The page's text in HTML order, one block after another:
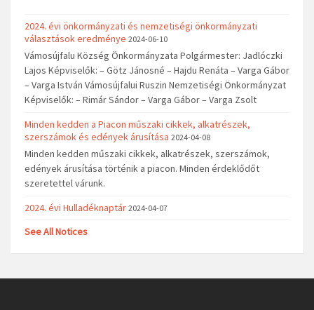
2024. évi önkormányzati és nemzetiségi önkormányzati
választások eredménye 2024-06-10
Vámosújfalu Község Önkormányzata Polgármester: Jadlóczki
Lajos Képviselők: – Götz Jánosné – Hajdu Renáta – Varga Gábor
– Varga István Vámosújfalui Ruszin Nemzetiségi Önkormányzat
Képviselők: – Rimár Sándor – Varga Gábor – Varga Zsolt
Minden kedden a Piacon műszaki cikkek, alkatrészek,
szerszámok és edények árusítása 2024-04-08
Minden kedden műszaki cikkek, alkatrészek, szerszámok,
edények árusítása történik a piacon. Minden érdeklődőt
szeretettel várunk.
2024. évi Hulladéknaptár 2024-04-07
See All Notices